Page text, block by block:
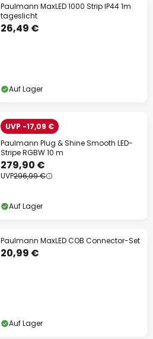
Paulmann MaxLED 1000 Strip IP44 1m
tageslicht
26,49 €
Auf Lager
UVP -17,09 €
Paulmann Plug & Shine Smooth LED-
Stripe RGBW 10 m
279,90 €
UVP296,99 €
Auf Lager
Paulmann MaxLED COB Connector-Set
20,99 €
Auf Lager